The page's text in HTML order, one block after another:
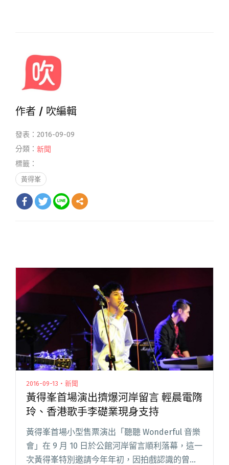
作者 / 吹編輯
發表：2016-09-09
分類： 新聞
標籤：
黃得峯
2016-09-13・新聞
黃得峯首場演出擠爆河岸留言 輕晨電隋
玲、香港歌手李礎業現身支持
黃得峯首場小型售票演出「聽聽 Wonderful 音樂
會」在 9 月 10 日於公館河岸留言順利落幕，這一
次黃得峯特別邀請今年年初，因拍戲認識的曾昱